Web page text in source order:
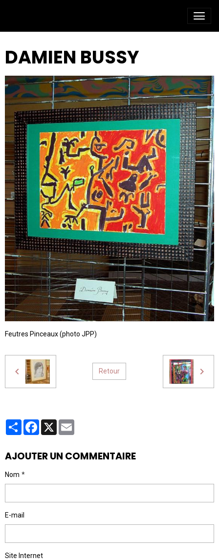
DAMIEN BUSSY
Feutres Pinceaux (photo JPP)
Retour
PartagerFacebook
X
AJOUTER UN COMMENTAIRE
Nom
E-mail
Site Internet